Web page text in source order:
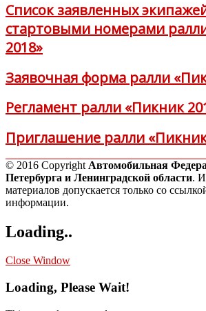
Список заявленных
стартовыми номерами
2018»
Заявочная форма ралли
Регламент ралли «Пикник
Приглашение ралли
© 2016 Copyright Автомобильная
Петербурга и Ленинградской области.
материалов допускается только со
информации.
Loading..
Close Window
Loading, Please Wait!